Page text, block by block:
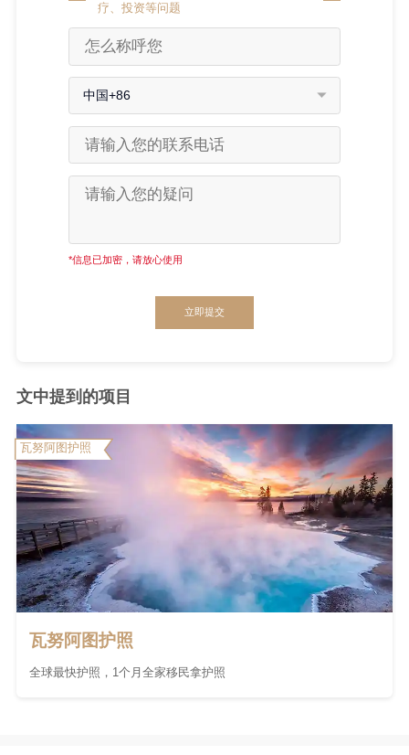
疗、投资等问题
中国+86
*信息已加密，请放心使用
立即提交
文中提到的项目
瓦努阿图护照
瓦努阿图护照
全球最快护照，1个月全家移民拿护照